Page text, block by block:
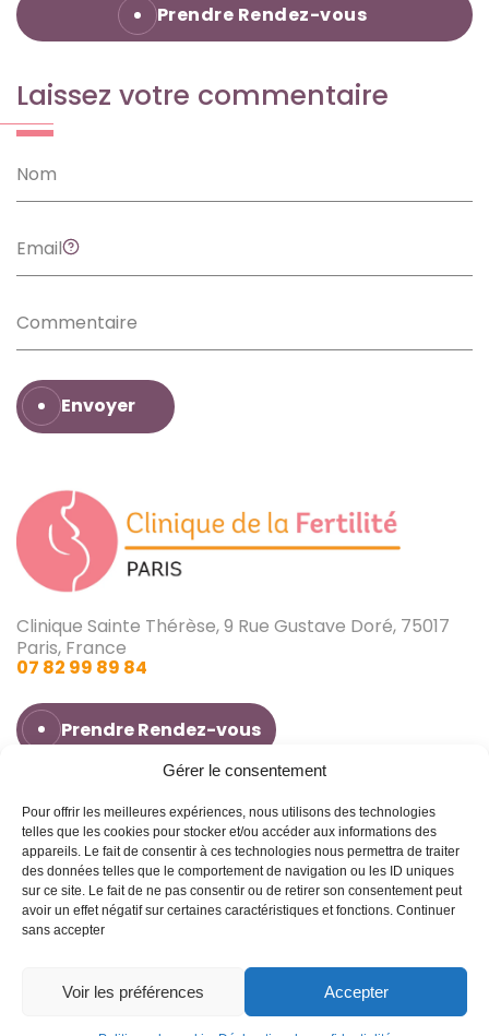
Gérer le consentement
Pour offrir les meilleures expériences, nous utilisons des technologies
telles que les cookies pour stocker et/ou accéder aux informations des
appareils. Le fait de consentir à ces technologies nous permettra de traiter
des données telles que le comportement de navigation ou les ID uniques
sur ce site. Le fait de ne pas consentir ou de retirer son consentement peut
avoir un effet négatif sur certaines caractéristiques et fonctions. Continuer
sans accepter
Accepter
Voir les préférences
Prendre Rendez-vous
Laissez votre commentaire
Envoyer
Clinique Sainte Thérèse, 9 Rue Gustave Doré, 75017
Paris, France
07 82 99 89 84
Prendre Rendez-vous
Dr Jonathan Cohen
Infertilité
Avoir un bébé
Fausse couche
Blog
Contact
Antipodes Médical ©
Déclaration de
confidentialité (UE)
Conditions
générales